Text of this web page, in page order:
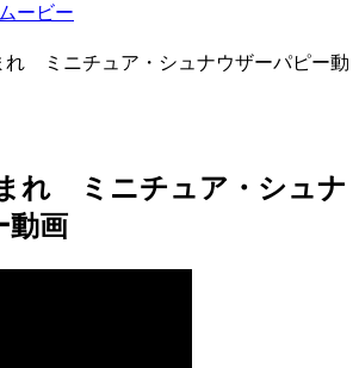
ービー
れ ミニチュア・シュナウザーパピー動
まれ ミニチュア・シュナ
動画